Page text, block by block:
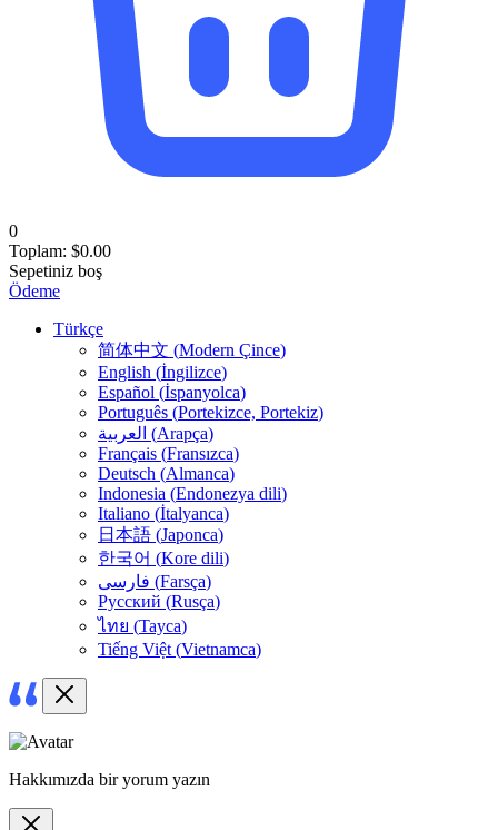
0
Toplam: $0.00
Sepetiniz boş
Ödeme
Türkçe
简体中文 (Modern Çince)
English (İngilizce)
Español (İspanyolca)
Português (Portekizce, Portekiz)
العربية (Arapça)
Français (Fransızca)
Deutsch (Almanca)
Indonesia (Endonezya dili)
Italiano (İtalyanca)
日本語 (Japonca)
한국어 (Kore dili)
فارسی (Farsça)
Русский (Rusça)
ไทย (Tayca)
Tiếng Việt (Vietnamca)
Hakkımızda bir yorum yazın